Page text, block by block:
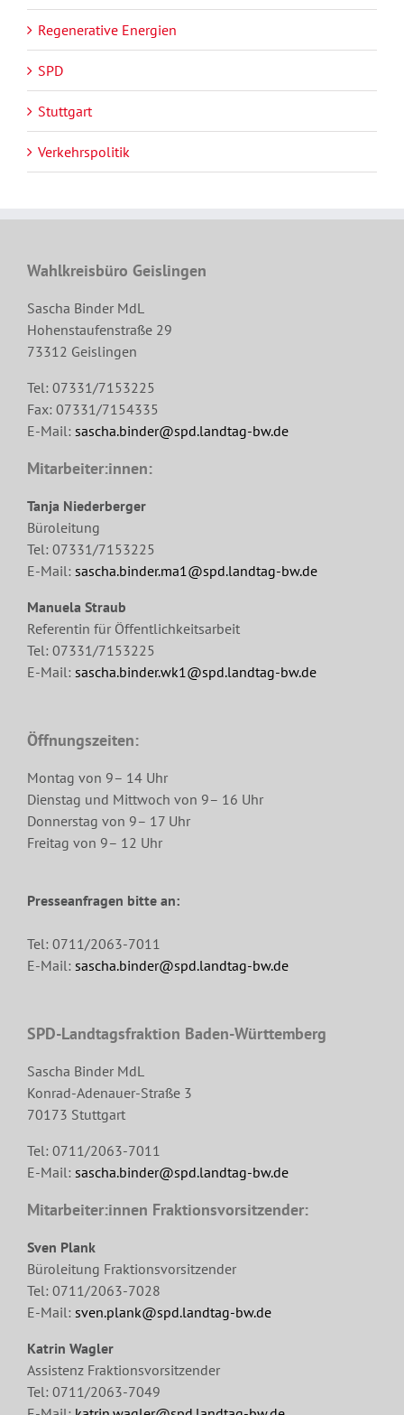
Regenerative Energien
SPD
Stuttgart
Verkehrspolitik
Wahlkreisbüro Geislingen
Sascha Binder MdL
Hohenstaufenstraße 29
73312 Geislingen
Tel: 07331/7153225
Fax: 07331/7154335
E-Mail: sascha.binder@spd.landtag-bw.de
Mitarbeiter:innen:
Tanja Niederberger
Büroleitung
Tel: 07331/7153225
E-Mail: sascha.binder.ma1@spd.landtag-bw.de
Manuela Straub
Referentin für Öffentlichkeitsarbeit
Tel: 07331/7153225
E-Mail: sascha.binder.wk1@spd.landtag-bw.de
Öffnungszeiten:
Montag von 9– 14 Uhr
Dienstag und Mittwoch von 9– 16 Uhr
Donnerstag von 9– 17 Uhr
Freitag von 9– 12 Uhr
Presseanfragen bitte an:
Tel: 0711/2063-7011
E-Mail: sascha.binder@spd.landtag-bw.de
SPD-Landtagsfraktion Baden-Württemberg
Sascha Binder MdL
Konrad-Adenauer-Straße 3
70173 Stuttgart
Tel: 0711/2063-7011
E-Mail: sascha.binder@spd.landtag-bw.de
Mitarbeiter:innen Fraktionsvorsitzender:
Sven Plank
Büroleitung Fraktionsvorsitzender
Tel: 0711/2063-7028
E-Mail: sven.plank@spd.landtag-bw.de
Katrin Wagler
Assistenz Fraktionsvorsitzender
Tel: 0711/2063-7049